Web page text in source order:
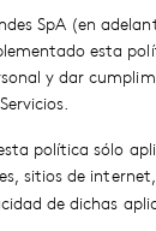
SpA (en
esta
y dar
política sólo
sitios de
de dichas